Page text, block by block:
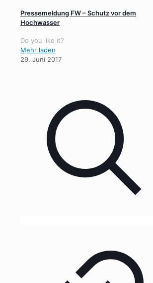
Pressemeldung FW – Schutz vor dem
Hochwasser
Do you like it?
Mehr laden
29. Juni 2017